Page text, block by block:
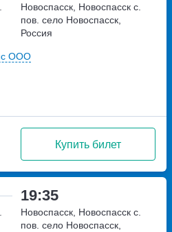
Купить билет
Новоспасск, Новоспасск с.
пов. село Новоспасск,
Россия
ООО
19:35
Новоспасск, Новоспасск с.
пов. село Новоспасск,